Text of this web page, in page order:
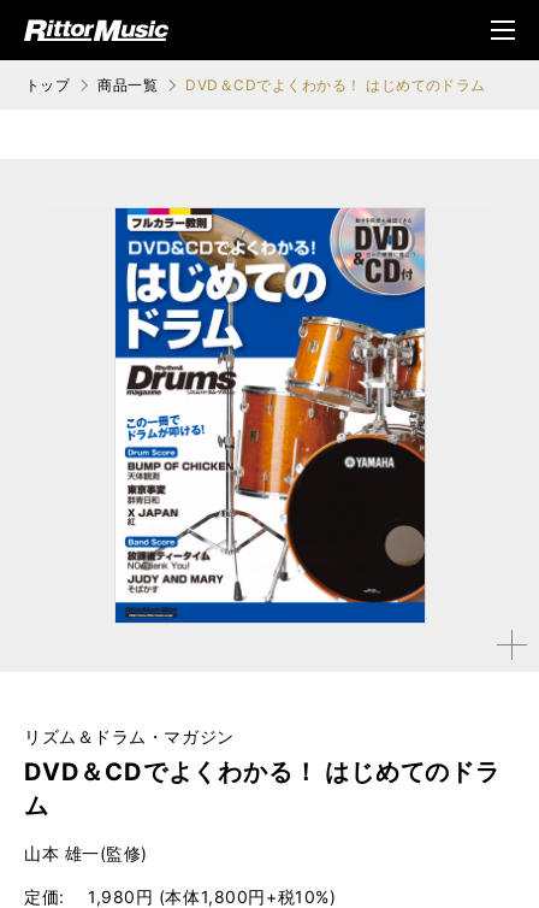
ジック (Rittor Musi
メニ
ュ
トップ 商品一覧 DVD＆CDでよくわかる！ はじめてのドラム
拡大す
リズム＆ドラム・マガジン
DVD＆CDでよくわかる！ はじめてのドラ
ム
山本 雄一(監修)
定価
1,980円 (本体1,800円+税10%)